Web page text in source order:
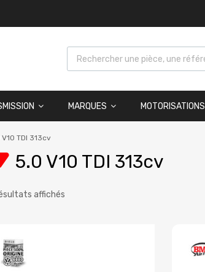
MARQUES MOTORISATIONS
TDI 313cv
5.0 V10 TDI 313cv
affichés